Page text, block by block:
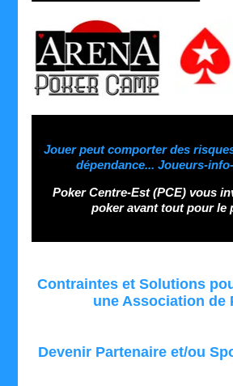
Jouer peut comporter des
dépendance... Joueurs-
Poker Centre-Est (PCE) vous
poker avant tout pour le
Contraintes et Solutions
une Association de
Devenir Partenaire et/ou